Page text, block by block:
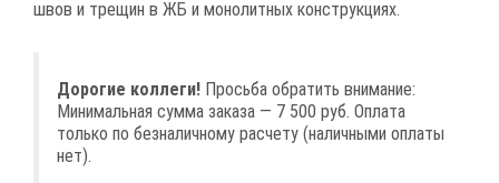
швов и трещин в ЖБ и монолитных конструкциях.
Дорогие коллеги! Просьба обратить внимание:
Минимальная сумма заказа — 7 500 руб. Оплата
только по безналичному расчету (наличными оплаты
нет).